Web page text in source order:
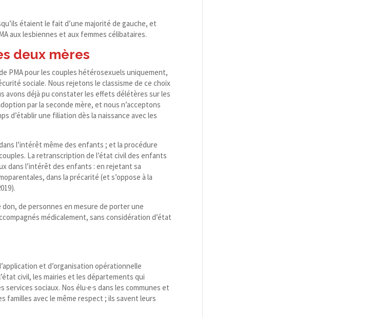
étaient le fait d’une majorité de gauche, et
aux lesbiennes et aux femmes célibataires.
deux mères
PMA pour les couples hétérosexuels uniquement,
sociale. Nous rejetons le classisme de ce choix
avons déjà pu constater les effets délétères sur les
par la seconde mère, et nous n’acceptons
d’établir une filiation dès la naissance avec les
l’intérêt même des enfants ; et la procédure
La retranscription de l’état civil des enfants
dans l’intérêt des enfants : en rejetant sa
dans la précarité (et s’oppose à la
de personnes en mesure de porter une
médicalement, sans considération d’état
et d’organisation opérationnelle
civil, les mairies et les départements qui
sociaux. Nos élu·e·s dans les communes et
avec le même respect ; ils savent leurs